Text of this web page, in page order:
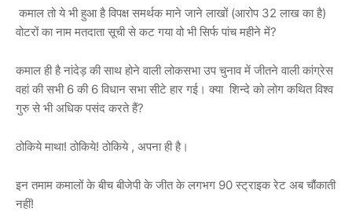
कमाल तो ये भी हुआ है विपक्ष समर्थक माने जाने लाखों (आरोप 32 लाख का है)
वोटरों का नाम मतदाता सूची से कट गया वो भी सिर्फ पांच महीने में?
कमाल ही है नांदेड़ की साथ होने वाली लोकसभा उप चुनाव में जीतने वाली कांग्रेस
वहां की सभी 6 की 6 विधान सभा सीटे हार गई। क्या शिन्दे को लोग कथित विश्व
गुरु से भी अधिक पसंद करते हैं?
ठोकिये माथा! ठोकिये! ठोकिये , अपना ही है।
इन तमाम कमालों के बीच बीजेपी के जीत के लगभग 90 स्ट्राइक रेट अब चौंकाती
नहीं!